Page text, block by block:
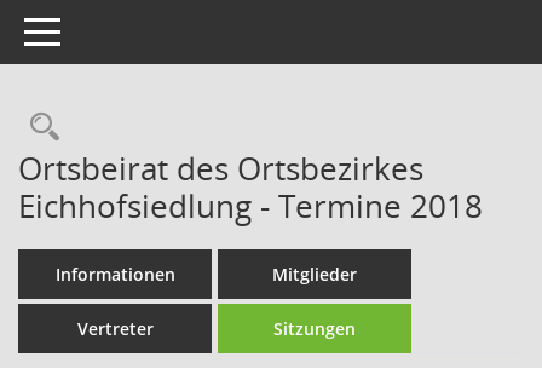
Toggle navigation
Rechercheauswahl
Ortsbeirat des Ortsbezirkes
Eichhofsiedlung - Termine 2018
Informationen Mitglieder
Vertreter Sitzungen